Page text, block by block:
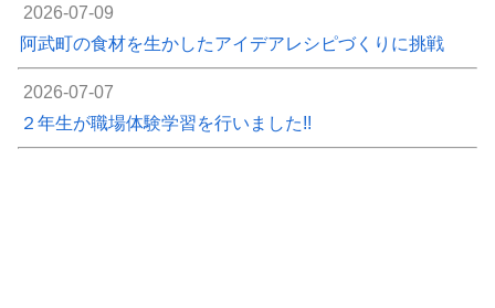
2026-07-09
阿武町の食材を生かしたアイデアレシピづくりに挑戦
2026-07-07
２年生が職場体験学習を行いました!!